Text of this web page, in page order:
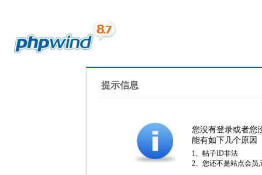
提示信息
您没有登录或者您
能有如下几个原因
1、帖子ID非法
2、您还不是站点会员